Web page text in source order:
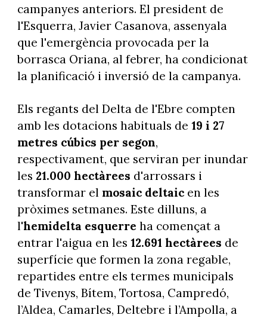
campanyes anteriors. El president de
l'Esquerra, Javier Casanova, assenyala
que l'emergència provocada per la
borrasca Oriana, al febrer, ha condicionat
la planificació i inversió de la campanya.
Els regants del Delta de l'Ebre compten
amb les dotacions habituals de 19 i 27
metres cúbics per segon,
respectivament, que serviran per inundar
les 21.000 hectàrees d'arrossars i
transformar el mosaic deltaicen les
pròximes setmanes. Este dilluns, a
l'hemidelta esquerre ha començat a
entrar l'aigua en les 12.691 hectàrees de
superfície que formen la zona regable,
repartides entre els termes municipals
de Tivenys, Bítem, Tortosa, Campredó,
l’Aldea, Camarles, Deltebre i l’Ampolla, a